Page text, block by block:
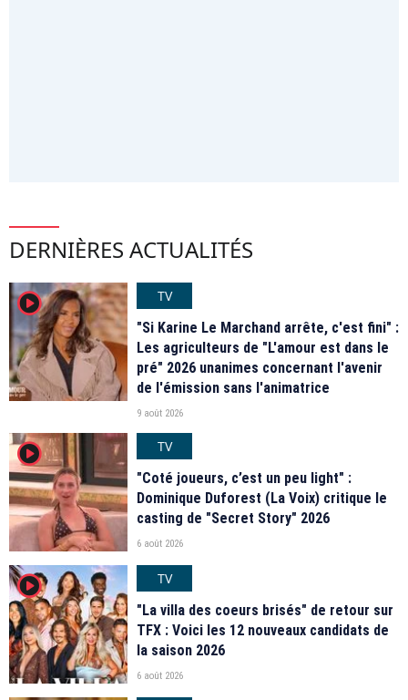
DERNIÈRES ACTUALITÉS
player2
TV
"Si Karine Le Marchand arrête, c'est fini" :
Les agriculteurs de "L'amour est dans le
pré" 2026 unanimes concernant l'avenir
de l'émission sans l'animatrice
9 août 2026
player2
TV
"Coté joueurs, c’est un peu light" :
Dominique Duforest (La Voix) critique le
casting de "Secret Story" 2026
6 août 2026
player2
TV
"La villa des coeurs brisés" de retour sur
TFX : Voici les 12 nouveaux candidats de
la saison 2026
6 août 2026